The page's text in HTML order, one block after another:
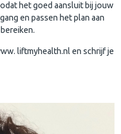
het goed aansluit bij jouw
en passen het plan aan
liftmyhealth.nl en schrijf je